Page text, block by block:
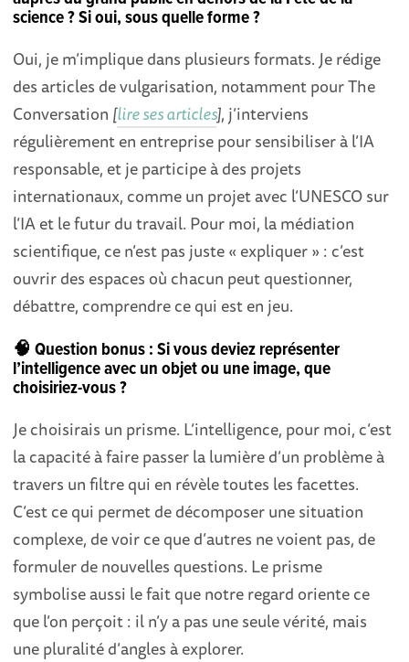
science ? Si oui, sous quelle forme ?
Oui, je m’implique dans plusieurs formats. Je rédige
des articles de vulgarisation, notamment pour The
Conversation [lire ses articles], j’interviens
régulièrement en entreprise pour sensibiliser à l’IA
responsable, et je participe à des projets
internationaux, comme un projet avec l’UNESCO sur
l’IA et le futur du travail. Pour moi, la médiation
scientifique, ce n’est pas juste « expliquer » : c’est
ouvrir des espaces où chacun peut questionner,
débattre, comprendre ce qui est en jeu.
🧠 Question bonus : Si vous deviez représenter
l’intelligence avec un objet ou une image, que
choisiriez-vous ?
Je choisirais un prisme. L’intelligence, pour moi, c’est
la capacité à faire passer la lumière d’un problème à
travers un filtre qui en révèle toutes les facettes.
C’est ce qui permet de décomposer une situation
complexe, de voir ce que d’autres ne voient pas, de
formuler de nouvelles questions. Le prisme
symbolise aussi le fait que notre regard oriente ce
que l’on perçoit : il n’y a pas une seule vérité, mais
une pluralité d’angles à explorer.